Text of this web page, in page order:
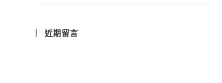
近期留言